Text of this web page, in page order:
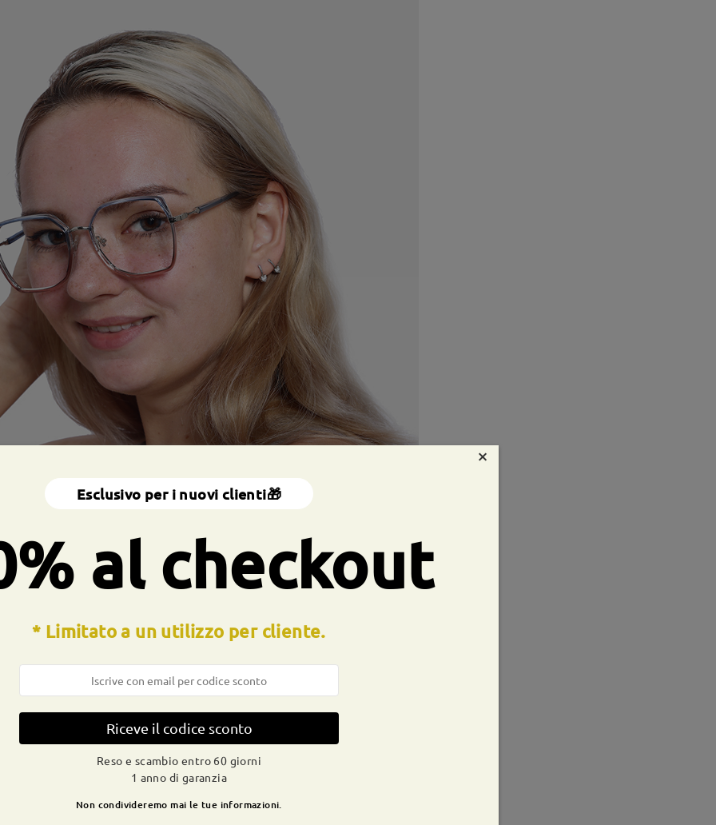
×
Esclusivo per i nuovi clienti🎁
al checkout
* Limitato a un utilizzo per cliente.
Riceve il codice sconto
Reso e scambio entro 60 giorni
1 anno di garanzia
Non condivideremo mai le tue informazioni.